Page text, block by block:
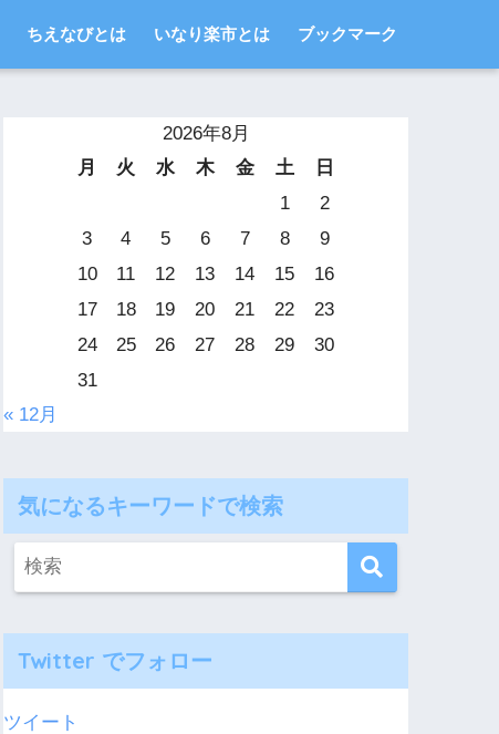
ちえなびとは いなり楽市とは ブックマーク
2026年8月
月
火 水 木 金 土
日
1
2
3
4 5 6 7 8
9
10
11 12 13 14 15
16
17
18 19 20 21 22
23
24
25 26 27 28 29
30
31
« 12月
気になるキーワードで検索
Twitter でフォロー
ツイート